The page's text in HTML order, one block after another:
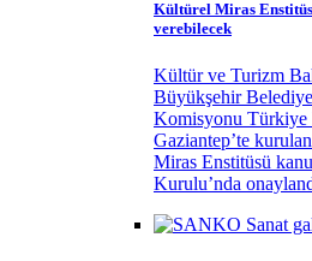
Kültürel Miras
verebilecek
Kültür ve Turizm
Büyükşehir
Komisyonu Türkiye
Gaziantep’te
Miras Enstitüsü
Kurulu’nda